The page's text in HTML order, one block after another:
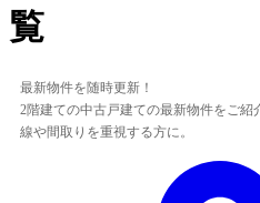
覧
最新物件を随時更新！
2階建ての中古戸建ての最新物件をご
線や間取りを重視する方に。